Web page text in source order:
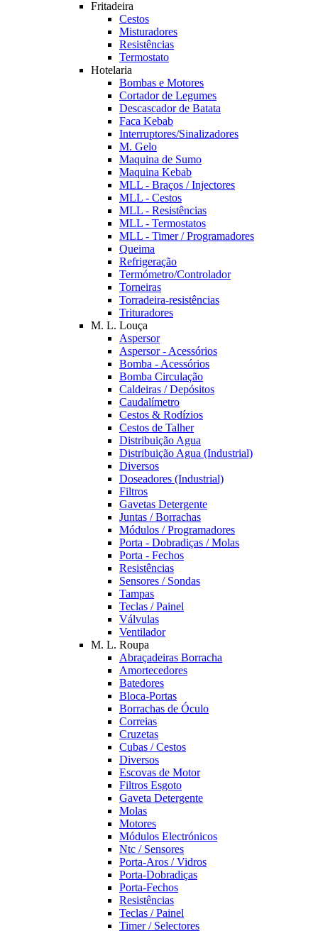
Fritadeira
Cestos
Misturadores
Resistências
Termostato
Hotelaria
Bombas e Motores
Cortador de Legumes
Descascador de Batata
Faca Kebab
Interruptores/Sinalizadores
M. Gelo
Maquina de Sumo
Maquina Kebab
MLL - Braços / Injectores
MLL - Cestos
MLL - Resistências
MLL - Termostatos
MLL - Timer / Programadores
Queima
Refrigeração
Termómetro/Controlador
Torneiras
Torradeira-resistências
Trituradores
M. L. Louça
Aspersor
Aspersor - Acessórios
Bomba - Acessórios
Bomba Circulação
Caldeiras / Depósitos
Caudalímetro
Cestos & Rodízios
Cestos de Talher
Distribuição Agua
Distribuição Agua (Industrial)
Diversos
Doseadores (Industrial)
Filtros
Gavetas Detergente
Juntas / Borrachas
Módulos / Programadores
Porta - Dobradiças / Molas
Porta - Fechos
Resistências
Sensores / Sondas
Tampas
Teclas / Painel
Válvulas
Ventilador
M. L. Roupa
Abraçadeiras Borracha
Amortecedores
Batedores
Bloca-Portas
Borrachas de Óculo
Correias
Cruzetas
Cubas / Cestos
Diversos
Escovas de Motor
Filtros Esgoto
Gaveta Detergente
Molas
Motores
Módulos Electrónicos
Ntc / Sensores
Porta-Aros / Vidros
Porta-Dobradiças
Porta-Fechos
Resistências
Teclas / Painel
Timer / Selectores